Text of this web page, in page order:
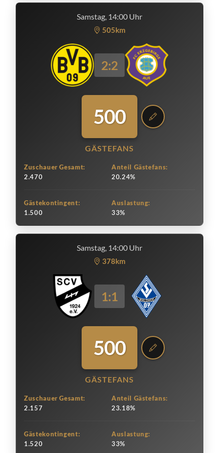
Samstag, 14:00 Uhr
505km
2:2
500
GÄSTEFANS
Zuschauer Gesamt:
2.470
Anteil Gästefans:
20.24%
Gästekontingent:
1.500
Auslastung:
33%
Samstag, 14:00 Uhr
378km
1:1
500
GÄSTEFANS
Zuschauer Gesamt:
2.157
Anteil Gästefans:
23.18%
Gästekontingent:
1.520
Auslastung:
33%